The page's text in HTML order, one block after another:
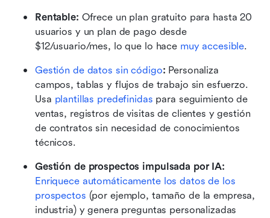
Rentable: Ofrece un plan gratuito para hasta 20
usuarios y un plan de pago desde
$12/usuario/mes, lo que lo hace muy accesible.
Gestión de datos sin código: Personaliza
campos, tablas y flujos de trabajo sin esfuerzo.
Usa plantillas predefinidas para seguimiento de
ventas, registros de visitas de clientes y gestión
de contratos sin necesidad de conocimientos
técnicos.
Gestión de prospectos impulsada por IA:
Enriquece automáticamente los datos de los
prospectos (por ejemplo, tamaño de la empresa,
industria) y genera preguntas personalizadas